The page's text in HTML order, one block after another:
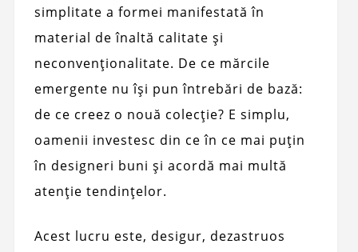
simplitate a formei manifestată în
material de înaltă calitate și
neconvenționalitate. De ce mărcile
emergente nu își pun întrebări de bază:
de ce creez o nouă colecție? E simplu,
oamenii investesc din ce în ce mai puțin
în designeri buni și acordă mai multă
atenție tendințelor.
Acest lucru este, desigur, dezastruos